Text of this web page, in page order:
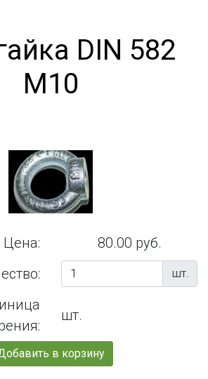
DIN 582
М10
Цена:
80.00 руб.
шт.
шт.
в корзину